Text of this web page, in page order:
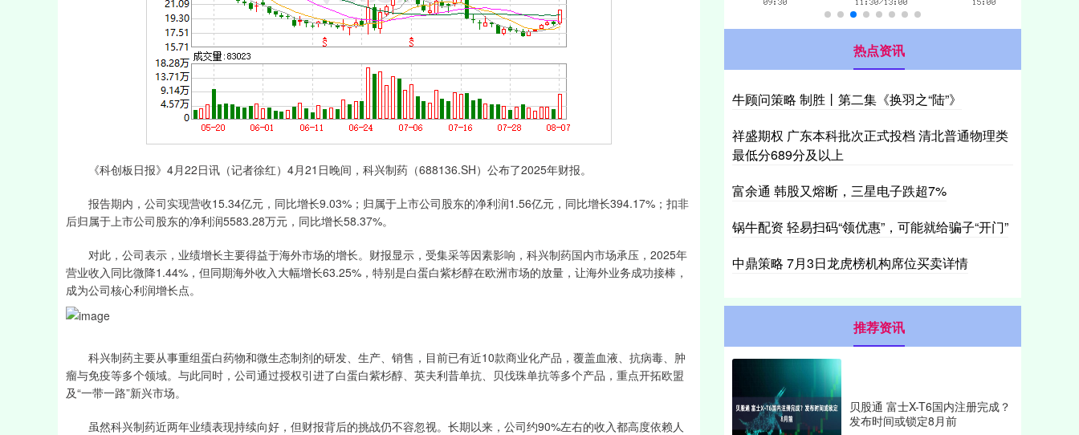
《科创板日报》4月22日讯（记者徐红）4月21日晚间，科兴制药（688136.SH）公布了2025年财报。
报告期内，公司实现营收15.34亿元，同比增长9.03%；归属于上市公司股东的净利润1.56亿元，同比增长394.17%；扣非
后归属于上市公司股东的净利润5583.28万元，同比增长58.37%。
对此，公司表示，业绩增长主要得益于海外市场的增长。财报显示，受集采等因素影响，科兴制药国内市场承压，2025年
营业收入同比微降1.44%，但同期海外收入大幅增长63.25%，特别是白蛋白紫杉醇在欧洲市场的放量，让海外业务成功接棒，
成为公司核心利润增长点。
科兴制药主要从事重组蛋白药物和微生态制剂的研发、生产、销售，目前已有近10款商业化产品，覆盖血液、抗病毒、肿
瘤与免疫等多个领域。与此同时，公司通过授权引进了白蛋白紫杉醇、英夫利昔单抗、贝伐珠单抗等多个产品，重点开拓欧盟
及“一带一路”新兴市场。
虽然科兴制药近两年业绩表现持续向好，但财报背后的挑战仍不容忽视。长期以来，公司约90%左右的收入都高度依赖人
热点资讯
牛顾问策略 制胜丨第二集《换羽之“陆”》
祥盛期权 广东本科批次正式投档 清北普通物理类
最低分689分及以上
富余通 韩股又熔断，三星电子跌超7%
锅牛配资 轻易扫码“领优惠”，可能就给骗子“开门”
中鼎策略 7月3日龙虎榜机构席位买卖详情
推荐资讯
贝股通 富士X-T6国内注册完成？
发布时间或锁定8月前